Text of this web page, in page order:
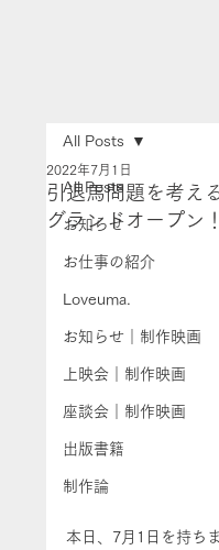
All Posts
お知らせ
お仕事の紹介
Loveuma.
お知らせ｜制作映画
上映会｜制作映画
座談会｜制作映画
出版書籍
制作論
All Posts
引退馬問題を考え
グランドオープン！
2022年7月1日
本日、7月1日を持ち